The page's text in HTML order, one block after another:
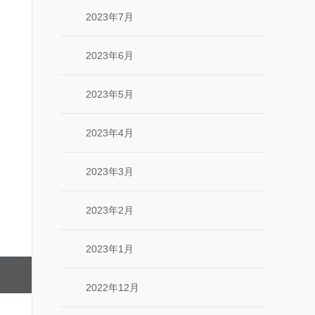
2023年7月
2023年6月
2023年5月
2023年4月
2023年3月
2023年2月
2023年1月
2022年12月